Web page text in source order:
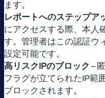
ます。
レポートへのステップア
にアクセスする際、本人
す。管理者はこの認証ウ
設定可能です。
高リスクIPのブロック –
フラグが立てられたIP範
ブロックされます。